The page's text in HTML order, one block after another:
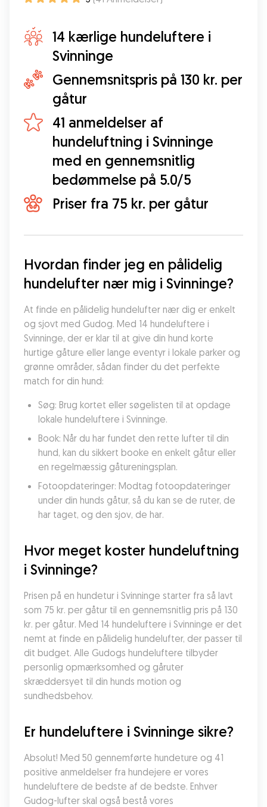
14 kærlige hundeluftere i
Svinninge
Gennemsnitspris på 130 kr. per
gåtur
41 anmeldelser af
hundeluftning i Svinninge
med en gennemsnitlig
bedømmelse på 5.0/5
Priser fra 75 kr. per gåtur
Hvordan finder jeg en pålidelig
hundelufter nær mig i Svinninge?
At finde en pålidelig hundelufter nær dig er enkelt
og sjovt med Gudog. Med 14 hundeluftere i
Svinninge, der er klar til at give din hund korte
hurtige gåture eller lange eventyr i lokale parker og
grønne områder, sådan finder du det perfekte
match for din hund:
Søg: Brug kortet eller søgelisten til at opdage
lokale hundeluftere i Svinninge.
Book: Når du har fundet den rette lufter til din
hund, kan du sikkert booke en enkelt gåtur eller
en regelmæssig gåtureningsplan.
Fotoopdateringer: Modtag fotoopdateringer
under din hunds gåtur, så du kan se de ruter, de
har taget, og den sjov, de har.
Hvor meget koster hundeluftning
i Svinninge?
Prisen på en hundetur i Svinninge starter fra så lavt
som 75 kr. per gåtur til en gennemsnitlig pris på 130
kr. per gåtur. Med 14 hundeluftere i Svinninge er det
nemt at finde en pålidelig hundelufter, der passer til
dit budget. Alle Gudogs hundeluftere tilbyder
personlig opmærksomhed og gåruter
skræddersyet til din hunds motion og
sundhedsbehov.
Er hundeluftere i Svinninge sikre?
Absolut! Med 50 gennemførte hundeture og 41
positive anmeldelser fra hundejere er vores
hundeluftere de bedste af de bedste. Enhver
Gudog-lufter skal også bestå vores